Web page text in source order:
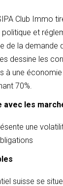
Club Immo
et
de la demande
dessine les
à une
70%.
avec les
une
suisse se